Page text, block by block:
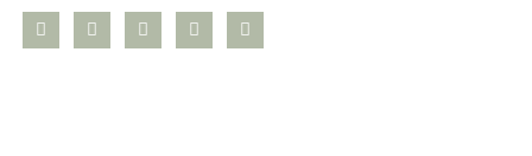
bloglovininstagramtwitter pinterest
mail